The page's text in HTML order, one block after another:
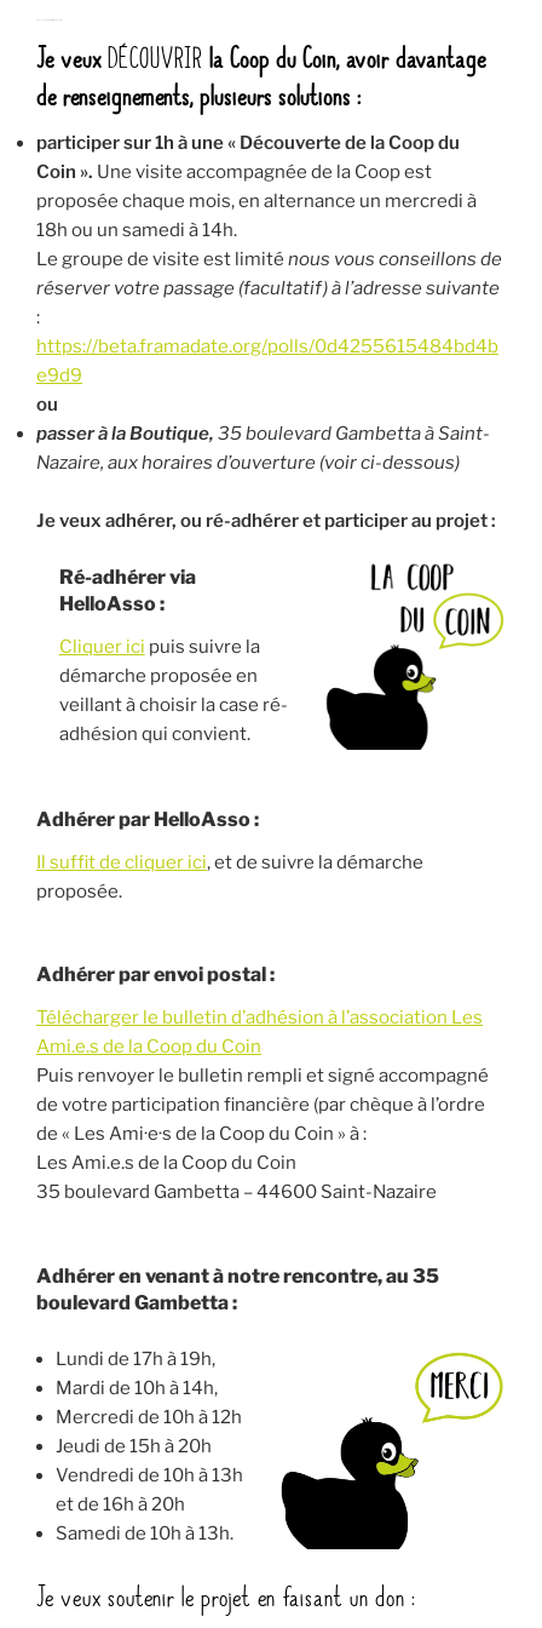
Je veuxDÉCOUVRIR la Coop du Coin, avoir davantage
de renseignements, plusieurs solutions :
participer sur 1h à une « Découverte de la Coop du
Coin ». Une visite accompagnée de la Coop est
proposée chaque mois, en alternance un mercredi à
18h ou un samedi à 14h.
Le groupe de visite est limité nous vous conseillons de
réserver votre passage (facultatif) à l’adresse suivante
:
https://beta.framadate.org/polls/0d4255615484bd4b
e9d9
ou
passer à la Boutique, 35 boulevard Gambetta à Saint-
Nazaire, aux horaires d’ouverture (voir ci-dessous)
Je veux adhérer, ou ré-adhérer et participer au projet :
Ré-adhérer via
HelloAsso :
Cliquer ici puis suivre la
démarche proposée en
veillant à choisir la case ré-
adhésion qui convient.
Adhérer par HelloAsso :
Il suffit de cliquer ici, et de suivre la démarche
proposée.
Adhérer par envoi postal :
Télécharger le bulletin d’adhésion à l’association Les
Ami.e.s de la Coop du Coin
Puis renvoyer le bulletin rempli et signé accompagné
de votre participation financière (par chèque à l’ordre
de « Les Ami·e·s de la Coop du Coin » à :
Les Ami.e.s de la Coop du Coin
35 boulevard Gambetta – 44600 Saint-Nazaire
Adhérer en venant à notre rencontre, au 35
boulevard Gambetta :
Lundi de 17h à 19h,
Mardi de 10h à 14h,
Mercredi de 10h à 12h
Jeudi de 15h à 20h
Vendredi de 10h à 13h
et de 16h à 20h
Samedi de 10h à 13h.
Je veux soutenir le projet en faisant un don :